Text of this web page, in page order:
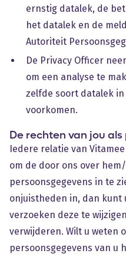
ernstig datalek, de
het datalek en de
Autoriteit
De Privacy Officer
om een analyse te
zelfde soort datalek
voorkomen.
De rechten van jou als
Iedere relatie van
om de door ons over
persoonsgegevens in te
onjuistheden in, dan kunt
verzoeken deze te
verwijderen. Wilt u weten
persoonsgegevens van u